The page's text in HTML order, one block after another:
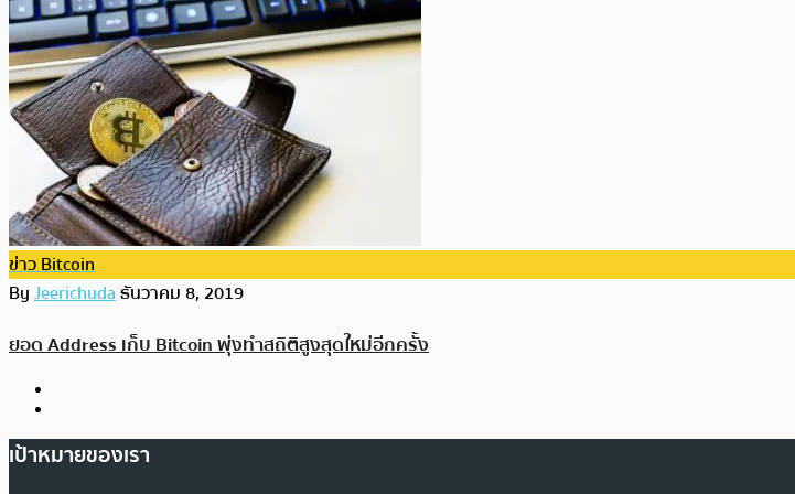
ข่าว Bitcoin
ByJeerichudaธันวาคม 8, 2019
ยอด Address เก็บ Bitcoin พุ่งทำสถิติสูงสุดใหม่อีกครั้ง
เป้าหมายของเรา